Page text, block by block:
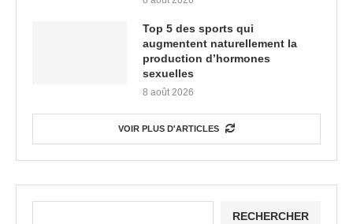
Top 5 des sports qui
augmentent naturellement la
production d’hormones
sexuelles
8 août 2026
VOIR PLUS D'ARTICLES
RECHERCHER